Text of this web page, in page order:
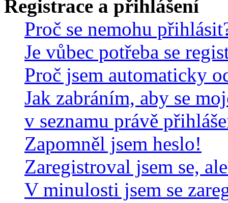
Registrace a přihlášení
Proč se nemohu
Je vůbec potřeba se
Proč jsem automaticky
Jak zabráním, aby se
v seznamu právě
Zapomněl jsem heslo!
Zaregistroval jsem se,
V minulosti jsem se